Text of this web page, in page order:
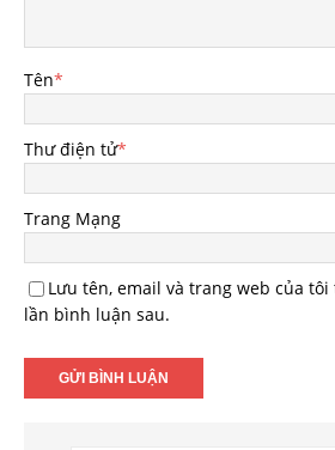
Tên*
Thư điện tử*
Trang Mạng
Lưu tên, email và trang web của
lần bình luận sau.